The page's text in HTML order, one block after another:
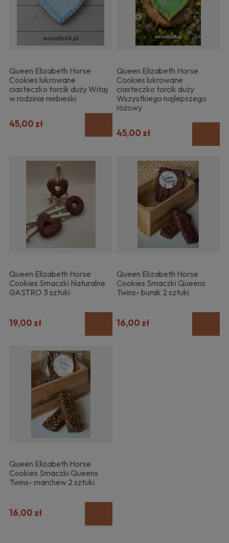
Queen Elizabeth Horse
Cookies lukrowane
ciasteczko torcik duży Witaj
w rodzinie niebieski
45,00 zł
Queen Elizabeth Horse
Cookies lukrowane
ciasteczko torcik duży
Wszystkiego najlepszego
różowy
45,00 zł
Queen Elizabeth Horse
Cookies Smaczki Naturalne
GASTRO 3 sztuki
19,00 zł
Queen Elizabeth Horse
Cookies Smaczki Queens
Twins- burak 2 sztuki
16,00 zł
Queen Elizabeth Horse
Cookies Smaczki Queens
Twins- marchew 2 sztuki
16,00 zł